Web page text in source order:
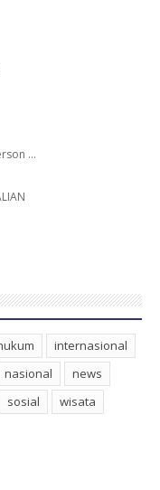
…
internasional
nasional
news
sosial wisata